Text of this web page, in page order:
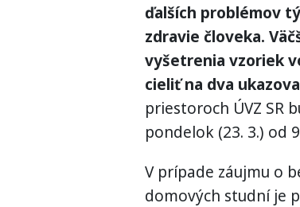
ďalších problémov
zdravie človeka.
vyšetrenia vzoriek
cieliť na dva
priestoroch ÚVZ SR
pondelok (23. 3.) od
V prípade záujmu o
domových studní je